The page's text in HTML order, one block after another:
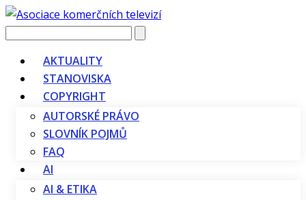
Vyhledávání
AKTUALITY
STANOVISKA
COPYRIGHT
AUTORSKÉ PRÁVO
SLOVNÍK POJMŮ
FAQ
AI
AI & ETIKA